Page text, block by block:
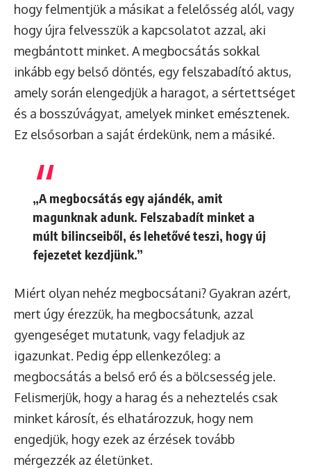
hogy felmentjük a másikat a felelősség alól, vagy
hogy újra felvesszük a kapcsolatot azzal, aki
megbántott minket. A megbocsátás sokkal
inkább egy belső döntés, egy felszabadító aktus,
amely során elengedjük a haragot, a sértettséget
és a bosszúvágyat, amelyek minket emésztenek.
Ez elsősorban a saját érdekünk, nem a másiké.
„A megbocsátás egy ajándék, amit
magunknak adunk. Felszabadít minket a
múlt bilincseiből, és lehetővé teszi, hogy új
fejezetet kezdjünk.”
Miért olyan nehéz megbocsátani? Gyakran azért,
mert úgy érezzük, ha megbocsátunk, azzal
gyengeséget mutatunk, vagy feladjuk az
igazunkat. Pedig épp ellenkezőleg: a
megbocsátás a belső erő és a bölcsesség jele.
Felismerjük, hogy a harag és a neheztelés csak
minket károsít, és elhatározzuk, hogy nem
engedjük, hogy ezek az érzések tovább
mérgezzék az életünket.